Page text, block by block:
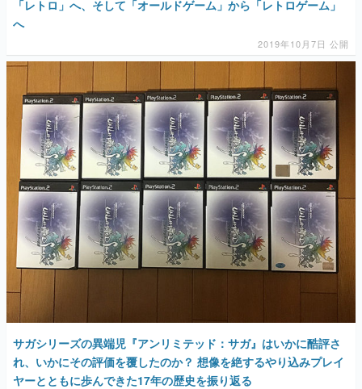
「レトロ」へ、そして「オールドゲーム」から「レトロゲーム」
へ
2019年10月7日 公開
サガシリーズの異端児『アンリミテッド：サガ』はいかに酷評さ
れ、いかにその評価を覆したのか？ 想像を絶するやり込みプレイ
ヤーとともに歩んできた17年の歴史を振り返る